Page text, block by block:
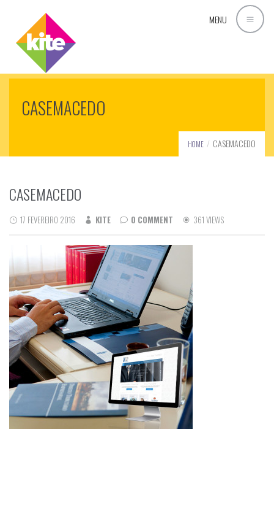
MENU
CASEMACEDO
HOME CASEMACEDO
CASEMACEDO
17 FEVEREIRO 2016 KITE 0 COMMENT 361 VIEWS